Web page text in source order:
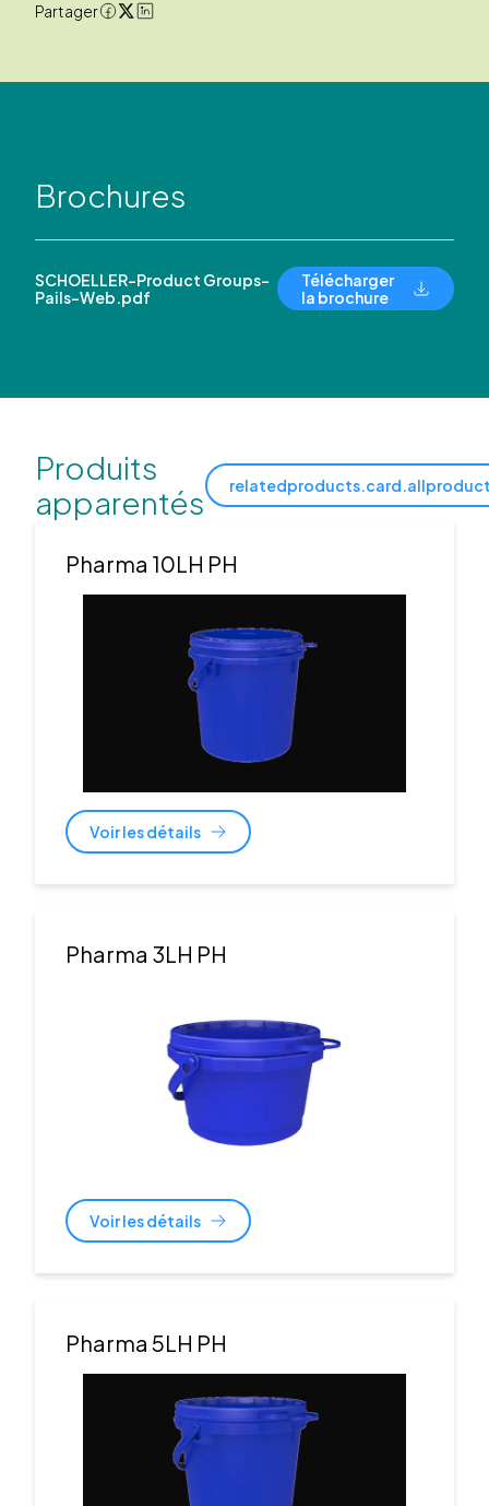
Partager
Brochures
SCHOELLER-Product Groups-
Pails-Web.pdf
Télécharger
la brochure
Produits
apparentés
Pharma 10LH PH
Voir les détails
Pharma 3LH PH
Voir les détails
Pharma 5LH PH